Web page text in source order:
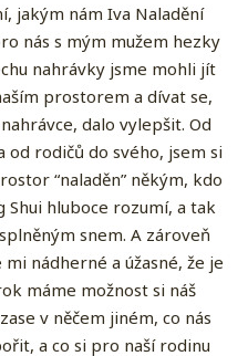
jakým nám Iva Naladění
nás s mým mužem hezky
nahrávky jsme mohli jít
prostorem a dívat se,
dalo vylepšit. Od
od rodičů do svého, jsem si
“naladěn” někým, kdo
Shui hluboce rozumí, a tak
snem. A zároveň
nádherné a úžasné, že je
máme možnost si náš
v něčem jiném, co nás
a co si pro naší rodinu